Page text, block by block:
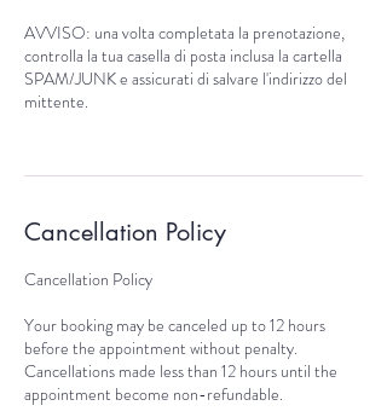
AVVISO: una volta completata la prenotazione,
controlla la tua casella di posta inclusa la cartella
SPAM/JUNK e assicurati di salvare l'indirizzo del
mittente.
Cancellation Policy
Cancellation Policy
Your booking may be canceled up to 12 hours
before the appointment without penalty.
Cancellations made less than 12 hours until the
appointment become non-refundable.